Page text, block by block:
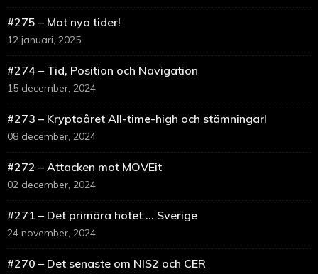
#275 – Mot nya tider!
12 januari, 2025
#274 – Tid, Position och Navigation
15 december, 2024
#273 – Kryptoåret All-time-high och stämningar!
08 december, 2024
#272 – Attacken mot MOVEit
02 december, 2024
#271 – Det primära hotet … Sverige
24 november, 2024
#270 – Det senaste om NIS2 och CER